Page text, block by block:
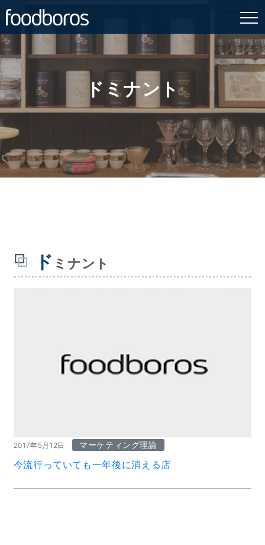
Skip
to
content
ドミナント
ド ミナント
2017年5月12日 マーケティング理論
今流行っていても一年後に消える店